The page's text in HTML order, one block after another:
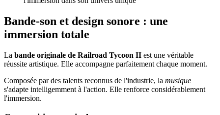
Bande-son et design sonore : une
immersion totale
La bande originale de Railroad Tycoon II est une véritable
réussite artistique. Elle accompagne parfaitement chaque moment.
Composée par des talents reconnus de l'industrie, la musique
s'adapte intelligemment à l'action. Elle renforce considérablement
l'immersion.